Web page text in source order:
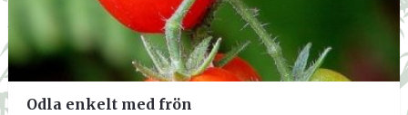
Odla enkelt med frön